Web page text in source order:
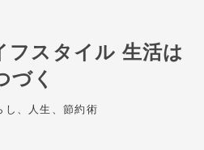
フスタイル 生活は
づく
し、人生、節約術